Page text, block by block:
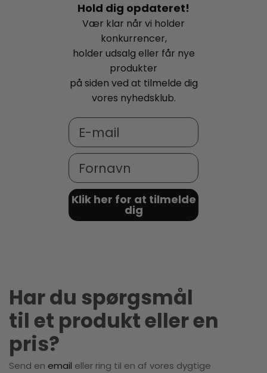
Hold dig opdateret!
Vær klar når vi holder
konkurrencer,
holder udsalg eller får nye
produkter
på siden ved at tilmelde dig
vores nyhedsklub.
Email
Fornavn
Klik her for at tilmelde
dig
Har du spørgsmål
til et produkt eller en
pris?
Send en email eller ring til en af vores dygtige